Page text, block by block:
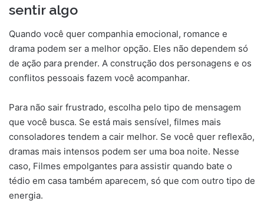
sentir algo
Quando você quer companhia emocional, romance e
drama podem ser a melhor opção. Eles não dependem só
de ação para prender. A construção dos personagens e os
conflitos pessoais fazem você acompanhar.
Para não sair frustrado, escolha pelo tipo de mensagem
que você busca. Se está mais sensível, filmes mais
consoladores tendem a cair melhor. Se você quer reflexão,
dramas mais intensos podem ser uma boa noite. Nesse
caso, Filmes empolgantes para assistir quando bate o
tédio em casa também aparecem, só que com outro tipo de
energia.